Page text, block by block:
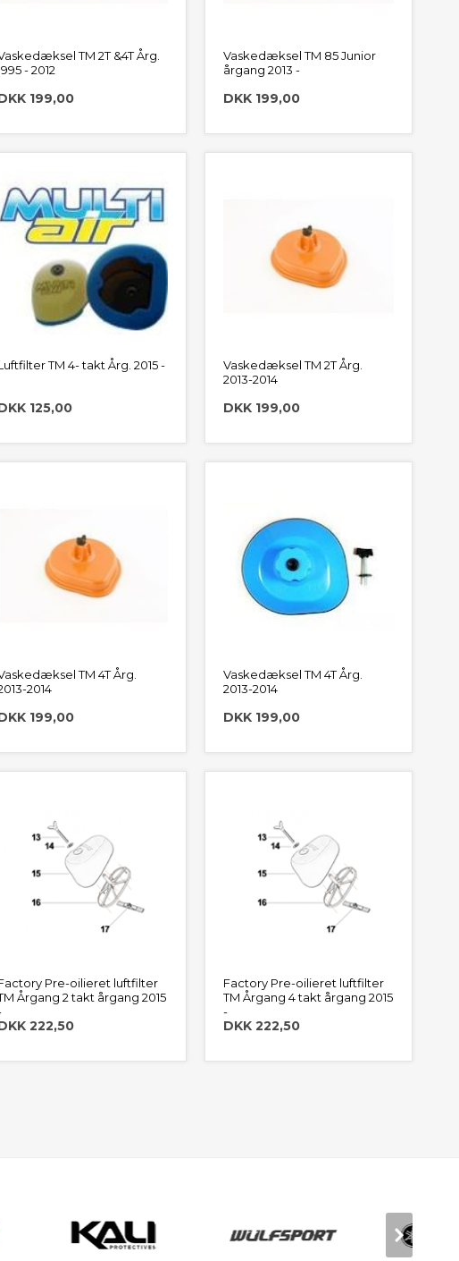
TM 2T &4T Årg.
- 2012
199,00
Vaskedæksel TM 85 Junior
årgang 2013 -
DKK 199,00
TM 4- takt Årg. 2015 -
125,00
Vaskedæksel TM 2T Årg.
2013-2014
DKK 199,00
TM 4T Årg.
2014
199,00
Vaskedæksel TM 4T Årg.
2013-2014
DKK 199,00
Pre-oilieret luftfilter
Årgang 2 takt årgang 2015
222,50
Factory Pre-oilieret luftfilter
TM Årgang 4 takt årgang 2015
-
DKK 222,50